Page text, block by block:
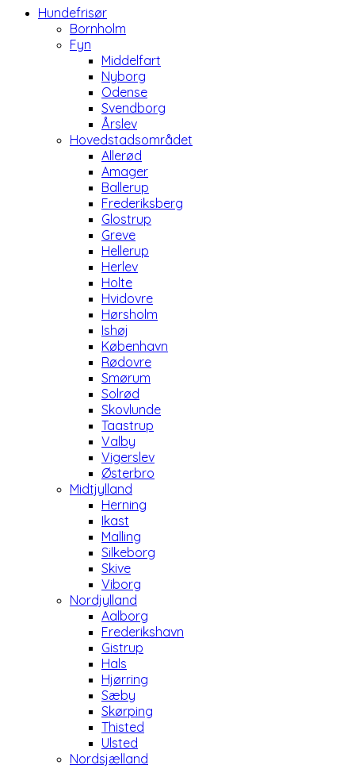
Hundefrisør
Bornholm
Fyn
Middelfart
Nyborg
Odense
Svendborg
Årslev
Hovedstadsområdet
Allerød
Amager
Ballerup
Frederiksberg
Glostrup
Greve
Hellerup
Herlev
Holte
Hvidovre
Hørsholm
Ishøj
København
Rødovre
Smørum
Solrød
Skovlunde
Taastrup
Valby
Vigerslev
Østerbro
Midtjylland
Herning
Ikast
Malling
Silkeborg
Skive
Viborg
Nordjylland
Aalborg
Frederikshavn
Gistrup
Hals
Hjørring
Sæby
Skørping
Thisted
Ulsted
Nordsjælland